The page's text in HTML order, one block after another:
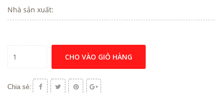
Nhà sản xuất:
CHO VÀO GIỎ HÀNG
Chia sẻ: